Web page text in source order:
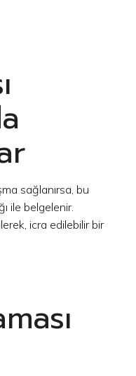
sağlanırsa, bu
ile belgelenir.
icra edilebilir bir